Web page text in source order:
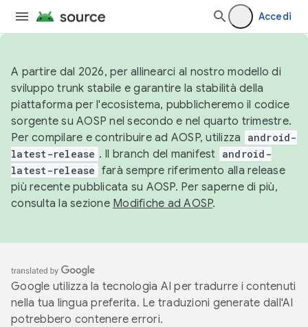
Accedi
A partire dal 2026, per allinearci al nostro modello di
sviluppo trunk stabile e garantire la stabilità della
piattaforma per l'ecosistema, pubblicheremo il codice
sorgente su AOSP nel secondo e nel quarto trimestre.
Per compilare e contribuire ad AOSP, utilizza
android-
latest-release . Il branch del manifest android-
latest-release farà sempre riferimento alla release
più recente pubblicata su AOSP. Per saperne di più,
consulta la sezione Modifiche ad AOSP.
Google utilizza la tecnologia AI per tradurre i contenuti
nella tua lingua preferita. Le traduzioni generate dall'AI
potrebbero contenere errori.